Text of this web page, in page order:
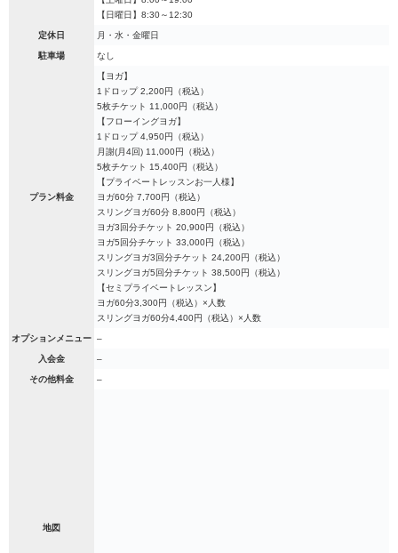
【日曜日】8:30～12:30
定休日 月・水・金曜日
駐車場 なし
プラン料金
【ヨガ】
1ドロップ 2,200円（税込）
5枚チケット 11,000円（税込）
【フローイングヨガ】
1ドロップ 4,950円（税込）
月謝(月4回) 11,000円（税込）
5枚チケット 15,400円（税込）
【プライベートレッスンお一人様】
ヨガ60分 7,700円（税込）
スリングヨガ60分 8,800円（税込）
ヨガ3回分チケット 20,900円（税込）
ヨガ5回分チケット 33,000円（税込）
スリングヨガ3回分チケット 24,200円（税込）
スリングヨガ5回分チケット 38,500円（税込）
【セミプライベートレッスン】
ヨガ60分3,300円（税込）×人数
スリングヨガ60分4,400円（税込）×人数
オプションメニュー –
入会金 –
その他料金 –
地図